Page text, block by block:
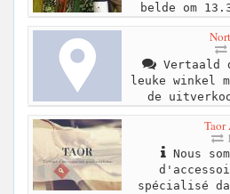
belde om
Vertaald
leuke winkel
de
Taor
Nous
spécialisé